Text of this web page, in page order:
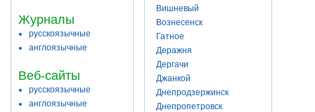
Журналы
русскоязычные
англоязычные
Веб-сайты
русскоязычные
англоязычные
Вишневый
Вознесенск
Гатное
Деражня
Дергачи
Джанкой
Днепродзержинск
Днепропетровск